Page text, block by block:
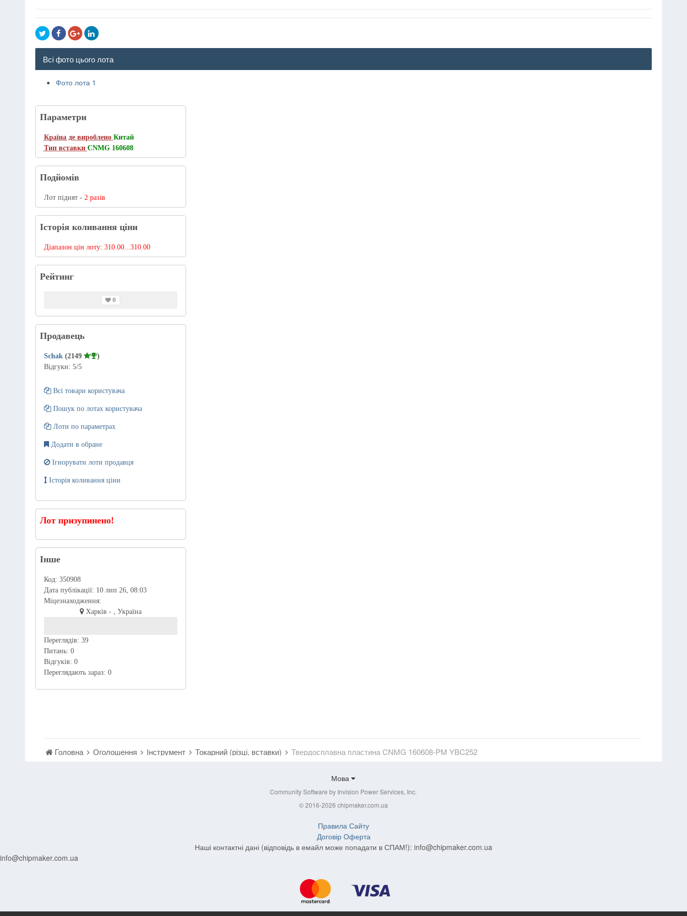
Всі фото цього лота
Фото лота 1
Параметри
Країна де вироблено Китай
Тип вставки CNMG 160608
Подйомів
Лот піднят - 2 разів
Історія коливання ціни
Діапазон цін лоту: 310.00...310.00
Рейтинг
0
Продавець
Schak (2149
)
Відгуки: 5/5
Всі товари користувача
Пошук по лотах користувача
Лоти по параметрах
Додати в обране
Ігнорувати лоти продавця
Історія коливання ціни
Лот призупинено!
Інше
Код: 350908
Дата публікації: 10 лип 26, 08:03
Міцезнаходження:
Харків - , Україна
Переглядів: 39
Питань: 0
Відгуків: 0
Переглядають зараз: 0
Головна Оголошення Інструмент Токарний (різці, вставки) Твердосплавна пластина CNMG 160608-PM YBC252
Мова
Community Software by Invision Power Services, Inc.
© 2016-2026 chipmaker.com.ua
Правила Сайту
Договір Оферта
Наші контактні дані (відповідь в емайл може попадати в СПАМ!): info@chipmaker.com.ua
info@chipmaker.com.ua